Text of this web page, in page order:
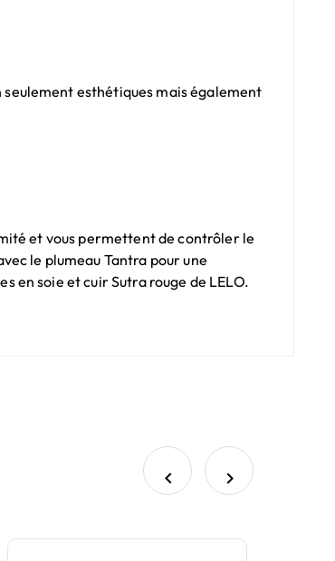
seulement esthétiques mais également
et vous permettent de contrôler le
le plumeau Tantra pour une
en soie et cuir Sutra rouge de LELO.
 